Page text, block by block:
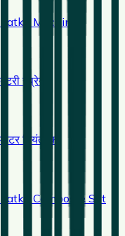
Zatka Machine
बैटरी स्प्रेयर
मोटर नियंत्रक
Zatka Combos & Set